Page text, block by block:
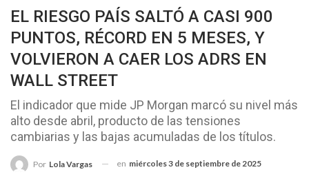
EL RIESGO PAÍS SALTÓ A CASI 900
PUNTOS, RÉCORD EN 5 MESES, Y
VOLVIERON A CAER LOS ADRS EN
WALL STREET
El indicador que mide JP Morgan marcó su nivel más
alto desde abril, producto de las tensiones
cambiarias y las bajas acumuladas de los títulos.
Por Lola Vargas en miércoles 3 de septiembre de 2025